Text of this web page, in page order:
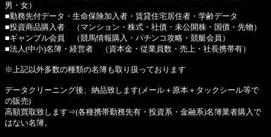
男・女）
■勤務先付データ・生命保険加入者・賃貸住宅居住者・学齢データ
■投資商品購入者 （マンション・株式・社債・未公開株・国債・先物）
■ギャンブル会員 （競馬情報購入・パチンコ攻略・競艇会員）
■法人(中小)名簿・経営者 （資本金・従業員数・売上・社長携帯有）
※上記以外多数の種類の名簿も取り扱っております
データクリーニング後、納品致します(メール＋原本＋タックシール等で
の販売)
高額買取致します⇒(各種携帯勤務先有・投資系・金融系)名簿業者購入で
はない名簿。